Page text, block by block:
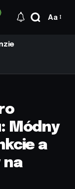
Aa
Módny
a
na